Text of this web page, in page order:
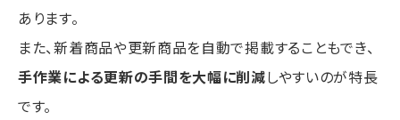
あります。
また、新着商品や更新商品を自動で掲載することもでき、
手作業による更新の手間を大幅に削減しやすいのが特長
です。